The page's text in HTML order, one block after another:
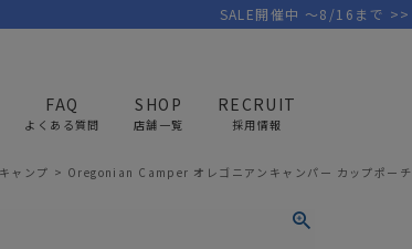
PICK UP BRAND
FAQ
よくある質問
SHOP
店舗一覧
RECRUIT
採用情報
SALE開催中 ～8/16まで >>
ャンプ Oregonian Camper オレゴニアンキャンパー カップポーチ